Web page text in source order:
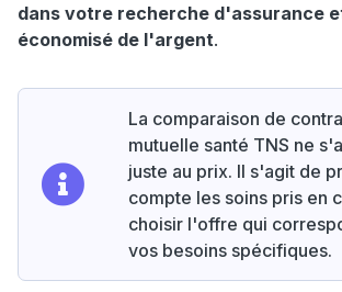
dans votre recherche d'assurance
économisé de l'argent.
La comparaison de
mutuelle santé TNS ne
juste au prix. Il s'agit de
compte les soins pris en
choisir l'offre qui
vos besoins spécifiques.